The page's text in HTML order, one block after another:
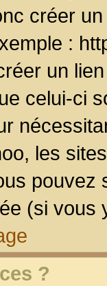
créer
:
un
celui-ci
les
pouvez
(si vous
?